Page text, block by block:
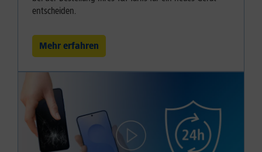
entscheiden.
Mehr erfahren